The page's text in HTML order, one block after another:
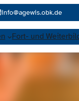
info@agewis.obk.de
Fort- und